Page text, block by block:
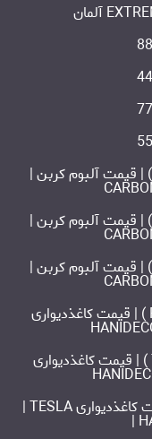
آلبوم کاغذ دیواری کربن3 ( CARBON3 ) | قیمت آلبوم کربن |
آلبوم کاغذ دیواری کرین2 ( CARBON2 ) | قیمت آلبوم کربن |
آلبوم کاغذ دیواری کربن1 ( CARBON1 ) | قیمت آلبوم کربن |
آلبوم کاغذ دیواری فانتوم ( PHANTOM ) | قیمت کاغذدیواری
آلبوم کاغذ دیواری تایفون ( TYPHOON ) | قیمت کاغذدیواری
آلبوم کاغذ دیواری تسلا ( TESLA ) | قیمت کاغذدیواری TESLA |